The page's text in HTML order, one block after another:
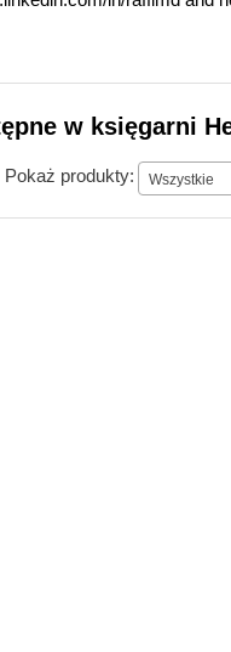
w księgarni
Pokaż produkty: Wszystkie